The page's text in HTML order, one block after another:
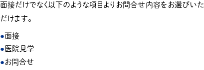
面接だけでなく以下のような項目よりお問合せ内容をお選びいた
だけます。
面接
医院見学
お問合せ